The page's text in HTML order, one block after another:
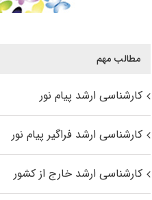
مطالب مهم
کارشناسی ارشد پیام نور
کارشناسی ارشد فراگیر پیام نور
کارشناسی ارشد خارج از کشور